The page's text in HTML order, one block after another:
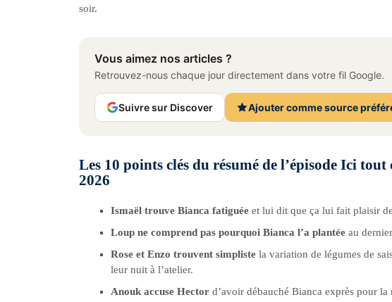
soir.
Vous aimez nos articles ?
Retrouvez-nous chaque jour directement dans votre fil Google.
Suivre sur Discover Ajouter comme source
Les 10 points clés du résumé de l’épisode Ici
2026
Ismaël trouve Bianca fatiguée et lui dit que ça lui fait plaisir
Loup ne comprend pas pourquoi Bianca l’a plantée au
Rose et Enzo trouvent simpliste la variation de légumes de
leur nuit à l’atelier.
Anouk accuse Hector d’avoir débauché Bianca exprès pour